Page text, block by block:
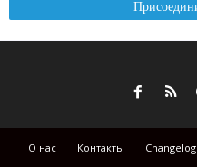
О нас Контакты Changelog